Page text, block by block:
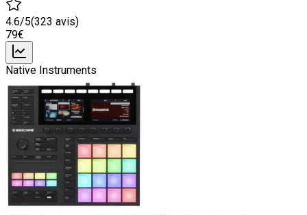
4.6/5(323 avis)
79€
Native Instruments